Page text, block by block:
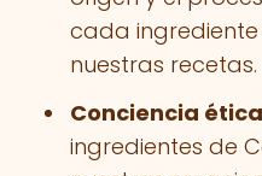
cada ingrediente
nuestras recetas.
Conciencia
ingredientes de